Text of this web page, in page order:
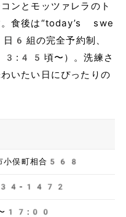
ンとモッツァレラのト
。食後は“today’s swe
6組の完全予約制、
13:45頃〜）。洗練さ
いたい日にぴったりの
小俣町相合568
1472
17:00